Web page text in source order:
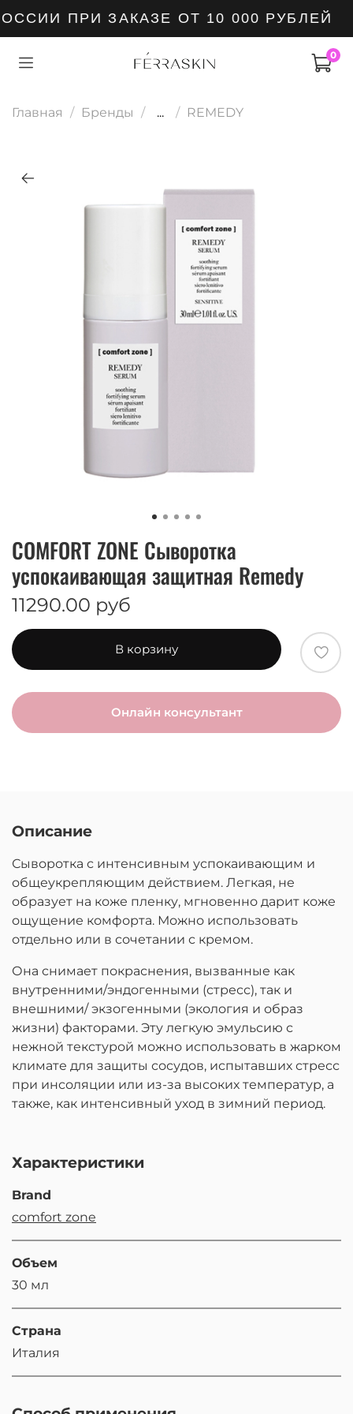
ПРИ ЗАКАЗЕ ОТ 10 000 РУБЛЕЙ
0
Главная Бренды ... REMEDY
COMFORT ZONE Сыворотка
успокаивающая защитная Remedy
11290.00 руб
В корзину
Онлайн консультант
Описание
Сыворотка с интенсивным успокаивающим и
общеукрепляющим действием. Легкая, не
образует на коже пленку, мгновенно дарит коже
ощущение комфорта. Можно использовать
отдельно или в сочетании с кремом.
Она снимает покраснения, вызванные как
внутренними/эндогенными (стресс), так и
внешними/ экзогенными (экология и образ
жизни) факторами. Эту легкую эмульсию с
нежной текстурой можно использовать в жарком
климате для защиты сосудов, испытавших стресс
при инсоляции или из-за высоких температур, а
также, как интенсивный уход в зимний период.
Характеристики
Brand
comfort zone
Объем
30 мл
Страна
Италия